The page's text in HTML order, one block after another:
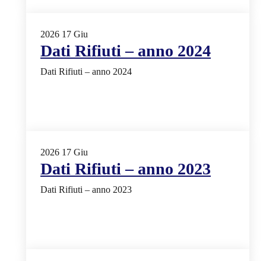
2026 17 Giu
Dati Rifiuti – anno 2024
Dati Rifiuti – anno 2024
2026 17 Giu
Dati Rifiuti – anno 2023
Dati Rifiuti – anno 2023